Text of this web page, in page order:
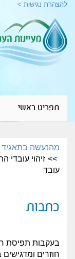
להצהרת נגישות >
תפריט ראשי
מהנעשה בתאגיד
זיהוי עובדי
עובד
כתבות
בעקבות תפיסת
חוזרים